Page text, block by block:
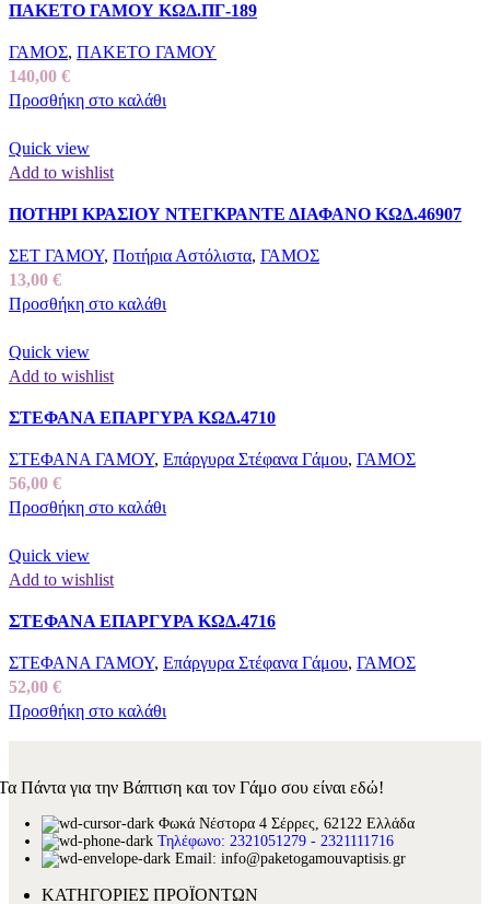
ΠΑΚΕΤΟ ΓΑΜΟΥ ΚΩΔ.ΠΓ-189
ΓΑΜΟΣ, ΠΑΚΕΤΟ ΓΑΜΟΥ
140,00 €
Προσθήκη στο καλάθι
Quick view
Add to wishlist
ΠΟΤΗΡΙ ΚΡΑΣΙΟΥ ΝΤΕΓΚΡΑΝΤΕ ΔΙΑΦΑΝΟ ΚΩΔ.46907
ΣΕΤ ΓΑΜΟΥ, Ποτήρια Αστόλιστα, ΓΑΜΟΣ
13,00 €
Προσθήκη στο καλάθι
Quick view
Add to wishlist
ΣΤΕΦΑΝΑ ΕΠΑΡΓΥΡΑ ΚΩΔ.4710
ΣΤΕΦΑΝΑ ΓΑΜΟΥ, Επάργυρα Στέφανα Γάμου, ΓΑΜΟΣ
56,00 €
Προσθήκη στο καλάθι
Quick view
Add to wishlist
ΣΤΕΦΑΝΑ ΕΠΑΡΓΥΡΑ ΚΩΔ.4716
ΣΤΕΦΑΝΑ ΓΑΜΟΥ, Επάργυρα Στέφανα Γάμου, ΓΑΜΟΣ
52,00 €
Προσθήκη στο καλάθι
Πάντα για την Βάπτιση και τον Γάμο σου είναι εδώ!
Φωκά Νέστορα 4 Σέρρες, 62122 Ελλάδα
Τηλέφωνο: 2321051279 - 2321111716
Email: info@paketogamouvaptisis.gr
ΚΑΤΗΓΟΡΙΕΣ ΠΡΟΪΟΝΤΩΝ